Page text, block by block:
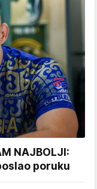
NAJBOLJI:
poruku